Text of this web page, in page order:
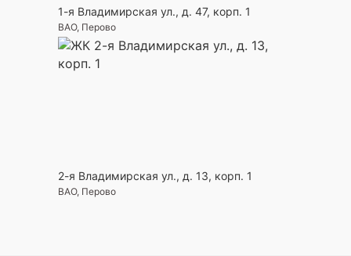
1-я Владимирская ул., д. 47, корп. 1
ВАО, Перово
2-я Владимирская ул., д. 13, корп. 1
ВАО, Перово